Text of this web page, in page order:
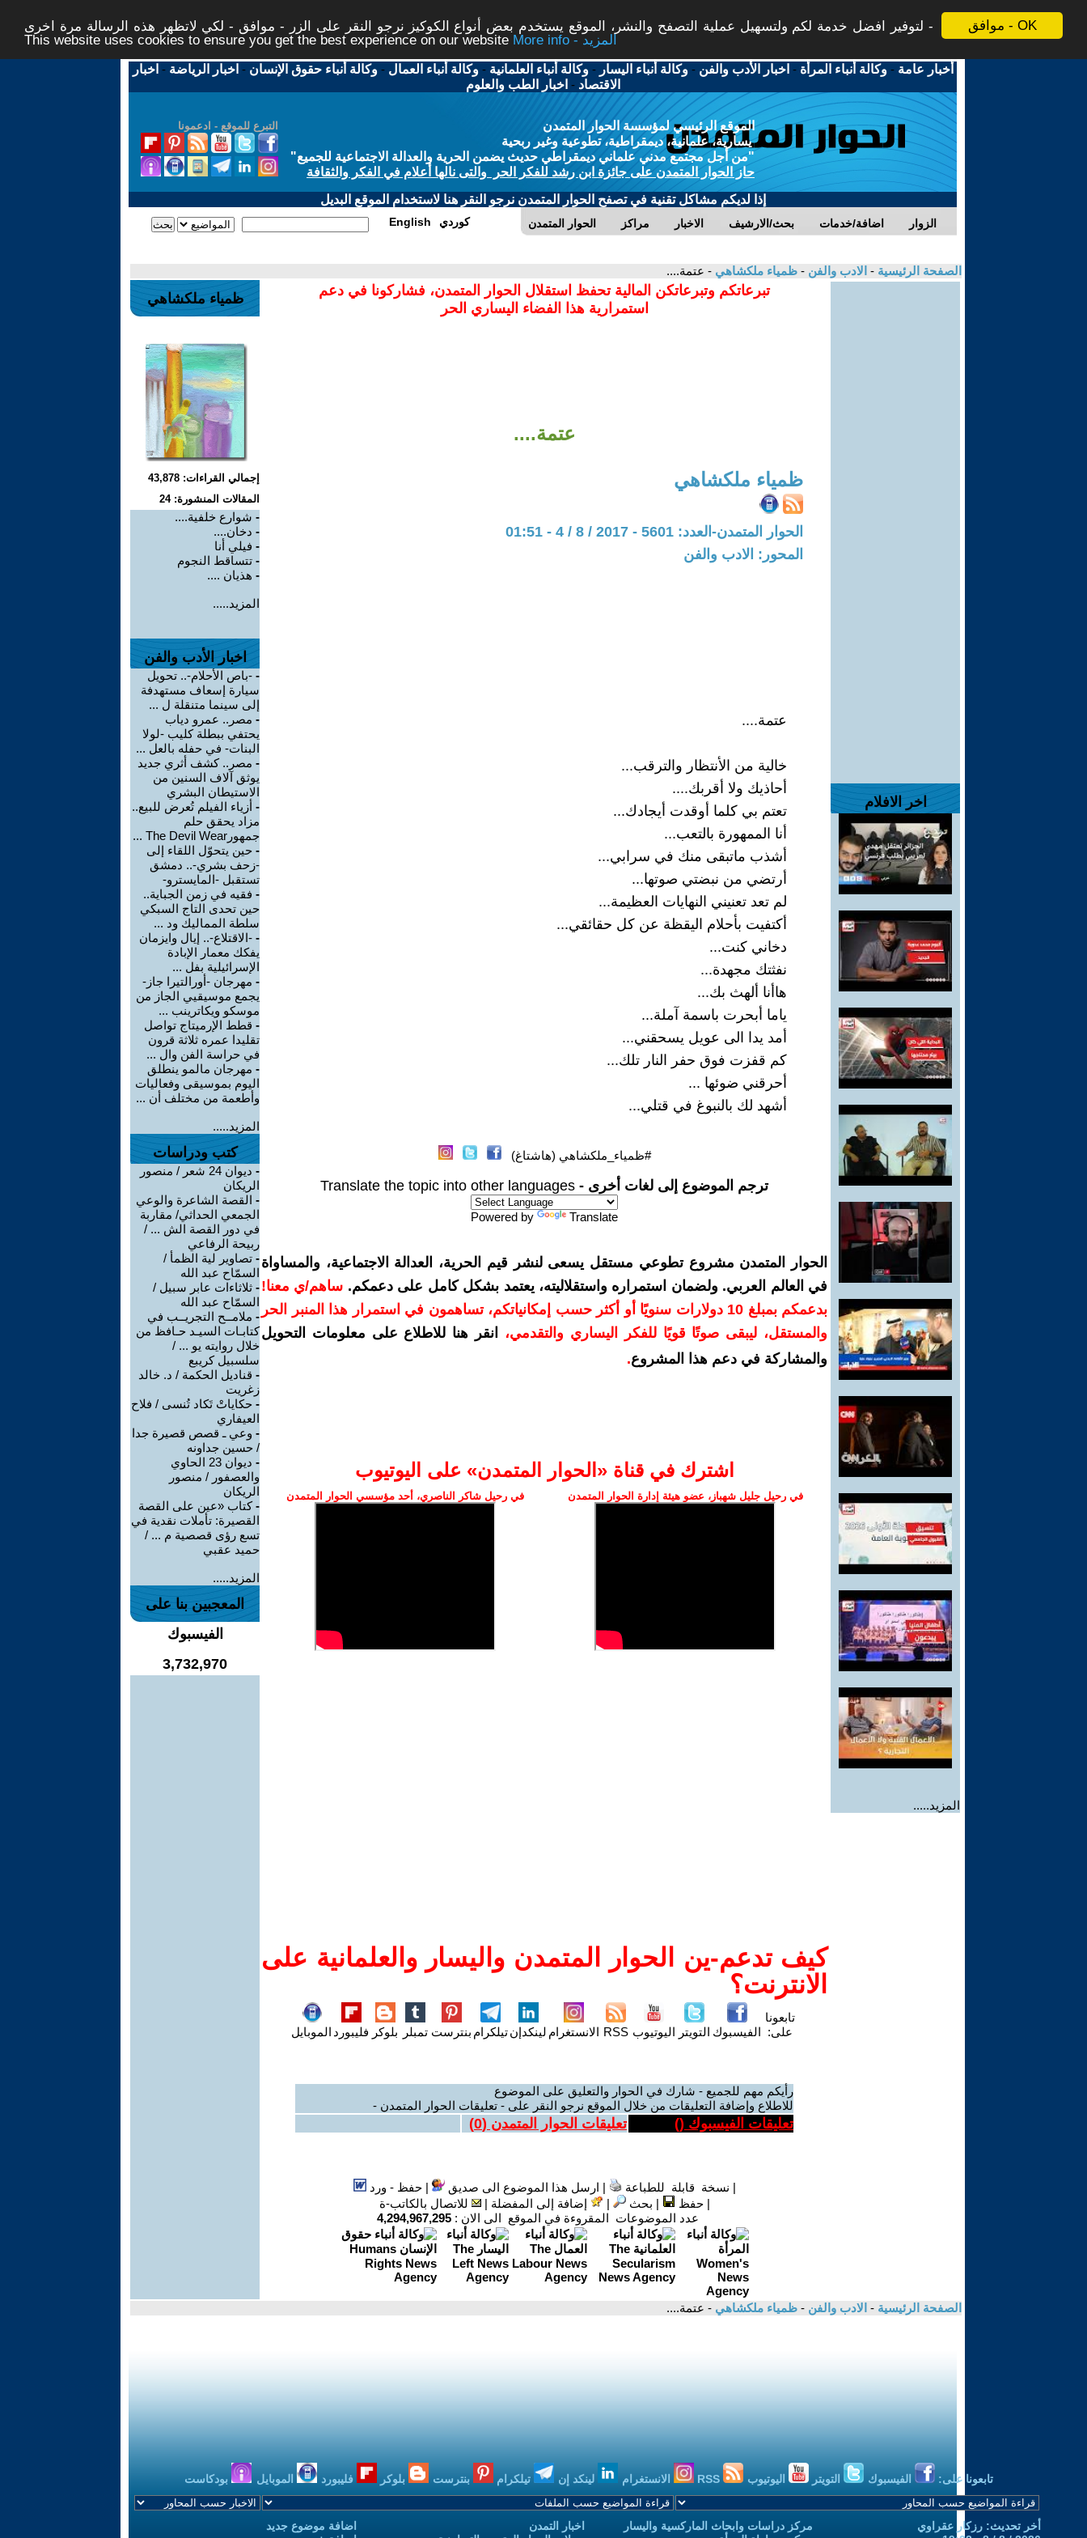
موافق - OK
لتوفير افضل خدمة لكم ولتسهيل عملية التصفح والنشر، الموقع يستخدم بعض أنواع الكوكيز نرجو النقر على الزر - موافق - لكي لاتظهر هذه الرسالة مرة اخرى -
This website uses cookies to ensure you get the best experience on our website
More info - المزيد
أخبار عامة -وكالة أنباء المرأة - اخبار الأدب والفن -وكالة أنباء اليسار -وكالة أنباء العلمانية -وكالة أنباء العمال -وكالة أنباء حقوق الإنسان - اخبار الرياضة - اخبار
الاقتصاد - اخبار الطب والعلوم
التبرع للموقع - ادعمونا
الموقع الرئيسي لمؤسسة الحوار المتمدن
يسارية، علمانية، ديمقراطية، تطوعية وغير ربحية
"من أجل مجتمع مدني علماني ديمقراطي حديث يضمن الحرية والعدالة الاجتماعية للجميع"
حاز الحوار المتمدن على جائزة ابن رشد للفكر الحر والتى نالها أعلام في الفكر والثقافة
إذا لديكم مشاكل تقنية في تصفح الحوار المتمدن نرجو النقر هنا لاستخدام الموقع البديل
الحوار المتمدن مراكز الاخبار بحث/الارشيف اضافة/خدمات الزوار English كوردي
الصفحة الرئيسية - الادب والفن - ظمياء ملكشاهي - عتمة....
اخر الافلام
المزيد.....
تبرعاتكم وتبرعاتكن المالية تحفظ استقلال الحوار المتمدن، فشاركونا في دعم
استمرارية هذا الفضاء اليساري الحر
عتمة....
ظمياء ملكشاهي
الحوار المتمدن-العدد: 5601 - 2017 / 8 / 4 - 01:51
المحور: الادب والفن
عتمة....
خالية من الأنتظار والترقب...
أحاذيك ولا أقربك....
تعتم بي كلما أوقدت أيجادك...
أنا الممهورة بالتعب...
أشذب ماتبقى منك في سرابي...
أرتضي من نبضتي صوتها...
لم تعد تعنيني النهايات العظيمة...
أكتفيت بأحلام اليقظة عن كل حقائقي...
دخاني كنت...
نفثتك مجهدة...
هاأنا ألهث بك...
ياما أبحرت باسمة آملة...
أمد يدا الى عويل يسحقني...
كم قفزت فوق حفر النار تلك...
أحرقني ضوئها ...
أشهد لك بالنبوغ في قتلي...
#ظمياء_ملكشاهي (هاشتاغ)
ترجم الموضوع إلى لغات أخرى - Translate the topic into other languages
Powered by Translate
الحوار المتمدن مشروع تطوعي مستقل يسعى لنشر قيم الحرية، العدالة الاجتماعية، والمساواة
في العالم العربي. ولضمان استمراره واستقلاليته، يعتمد بشكل كامل على دعمكم. ساهم/ي معنا!
بدعمكم بمبلغ 10 دولارات سنويًا أو أكثر حسب إمكانياتكم، تساهمون في استمرار هذا المنبر الحر
والمستقل، ليبقى صوتًا قويًا للفكر اليساري والتقدمي،
انقر هنا للاطلاع على معلومات التحويل
والمشاركة في دعم هذا المشروع.
اشترك في قناة ‫«الحوار المتمدن» على اليوتيوب
في رحيل جليل شهباز، عضو هيئة إدارة الحوار المتمدن في رحيل شاكر الناصري، أحد مؤسسي الحوار المتمدن
كيف تدعم-ين الحوار المتمدن واليسار والعلمانية على
الانترنت؟
تابعونا
على: الفيسبوك التويتر اليوتيوب RSS الانستغرام لينكدإنتيلكرام بنترست تمبلر بلوكر فليبورد الموبايل
رأيكم مهم للجميع - شارك في الحوار والتعليق على الموضوع
للاطلاع وإضافة التعليقات من خلال الموقع نرجو النقر على - تعليقات الحوار المتمدن -
تعليقات الفيسبوك () تعليقات الحوار المتمدن (0
)
| نسخة قابلة للطباعة | ارسل هذا الموضوع الى صديق |حفظ - ورد
|حفظ | بحث | إضافة إلى المفضلة |
للاتصال بالكاتب-ة
عدد الموضوعات المقروءة في الموقع الى الان : 4,294,967,295
ظمياء ملكشاهي
إجمالي القراءات: 43,878
المقالات المنشورة: 24
- شوارع خلفية....
- دخان....
- فيلي أنا
- تتساقط النجوم
- هذيان ....
المزيد.....
اخبار الأدب والفن
- -باص الأحلام-.. تحويل
سيارة إسعاف مستهدفة
إلى سينما متنقلة ل ...
- مصر.. عمرو دياب
يحتفي ببطلة كليب -لولا
البنات- في حفله بالعل ...
- مصر.. كشف أثري جديد
يوثق آلاف السنين من
الاستيطان البشري
- أزياء الفيلم تُعرض للبيع..
مزاد يحقق حلم
جمهورThe Devil Wear ...
- حين يتحوّل اللقاء إلى
-زحف بشري-.. دمشق
تستقبل -المايسترو-
- فقيه في زمن الجباية..
حين تحدى التاج السبكي
سلطة المماليك ود ...
- -الاقتلاع-.. إيال وايزمان
يفكك معمار الإبادة
الإسرائيلية بفل ...
- مهرجان -أورالتيرا جاز-
يجمع موسيقيي الجاز من
موسكو ويكاترينب ...
- قطط الإرميتاج تواصل
تقليدا عمره ثلاثة قرون
في حراسة الفن وال ...
- مهرجان مالمو ينطلق
اليوم بموسيقى وفعاليات
وأطعمة من مختلف أن ...
المزيد.....
كتب ودراسات
-
ديوان 24 شعر / منصور
الريكان
- القصة الشاعرة والوعي
الجمعي الحداثي/ مقاربة
في دور القصة الش ... /
ربيحة الرفاعي
- تصاوير لية الظمأ /
السمّاح عبد الله
- ثلاثاءات عابر سبيل /
السمّاح عبد الله
- ملامــح التجريــب في
كتابـات السيـد حـافظ من
خلال روايته يو ... /
سلسبيل كريبع
- قناديل الحكمة / د. خالد
زغريت
- حكاياتْ تَكاد تُنسى / فلاح
العيفاري
- وعي ـ قصص قصيرة جدا
/ حسين جداونه
-
ديوان 23 الحاوي
والعصفور / منصور
الريكان
-كتاب «عين على القصة
القصيرة: تأملات نقدية في
تسع رؤى قصصية م ... /
حميد عقبي
المزيد.....
المعجبين بنا على
الفيسبوك
3,732,970
الصفحة الرئيسية - الادب والفن - ظمياء ملكشاهي - عتمة....
تابعونا على: الفيسبوك التويتر اليوتيوب الانستغرام لينكد إن تيلكرام بنترست بلوكر فليبورد الموبايل بودكاست
أخر تحديث: رزكار عقراوي
مركز دراسات وابحاث الماركسية واليسار
اخبار التمدن
اضافة موضوع جديد